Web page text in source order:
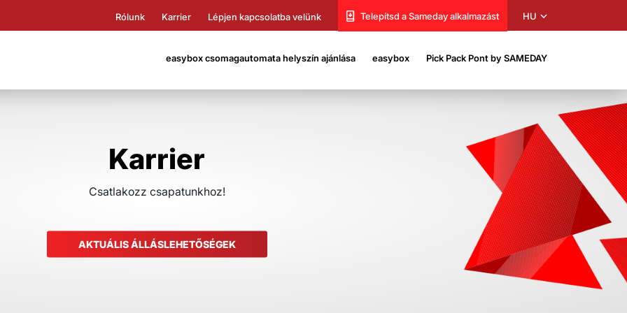
Rólunk Karrier Lépjen kapcsolatba velünk Telepítsd a Sameday alkalmazást HU
easybox csomagautomata helyszín ajánlása easybox Pick Pack Pont by SAMEDAY
Karrier
Csatlakozz csapatunkhoz!
AKTUÁLIS ÁLLÁSLEHETŐSÉGEK